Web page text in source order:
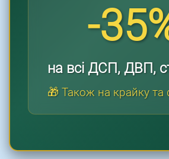
-
на всі ДСП, ДВП,
🎁 Також на крайку та